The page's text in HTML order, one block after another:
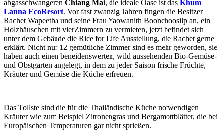
abgasschwangeren Chiang Mai, die ideale Oase ist das Khum
Lanna EcoResort. Vor fast zwanzig Jahren fingen die Besitzer
Rachet Wapeetha und seine Frau Yaowanith Boonchoosilp an, ein
Holzhäuschen mit vierZimmern zu vermieten, jetzt befindet sich
unter dem Gebäude die Rice for Life Ausstellung, die Rachet gerne
erklärt. Nicht nur 12 gemütliche Zimmer sind es mehr geworden, sie
haben auch einen beneidenswerten, wild aussehenden Bio-Gemüse-
und Obstgarten angelegt, in dem zu jeder Saison frische Früchte,
Kräuter und Gemüse die Küche erfreuen.
Das Tollste sind die für die Thailändische Küche notwendigen
Kräuter wie zum Beispiel Zitronengras und Bergamottblätter, die bei
Europäischen Temperaturen gar nicht sprießen.